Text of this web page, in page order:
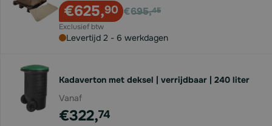
Voor
€625,90 €695,45
Levertijd 2 - 6 werkdagen
Kadaverton met deksel | verrijdbaar | 240 liter
Vanaf
€322,74